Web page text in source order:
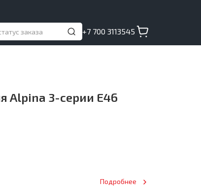
+7 700 3113545
Alpina 3-серии E46
Подробнее